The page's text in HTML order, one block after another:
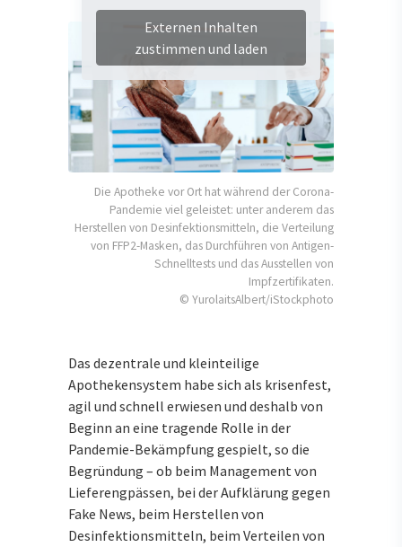
Externen Inhalten
zustimmen und laden
Die Apotheke vor Ort hat während der Corona-
Pandemie viel geleistet: unter anderem das
Herstellen von Desinfektionsmitteln, die Verteilung
von FFP2-Masken, das Durchführen von Antigen-
Schnelltests und das Ausstellen von
Impfzertifikaten.
© YurolaitsAlbert/iStockphoto
Das dezentrale und kleinteilige
Apothekensystem habe sich als krisenfest,
agil und schnell erwiesen und deshalb von
Beginn an eine tragende Rolle in der
Pandemie-Bekämpfung gespielt, so die
Begründung – ob beim Management von
Lieferengpässen, bei der Aufklärung gegen
Fake News, beim Herstellen von
Desinfektionsmitteln, beim Verteilen von